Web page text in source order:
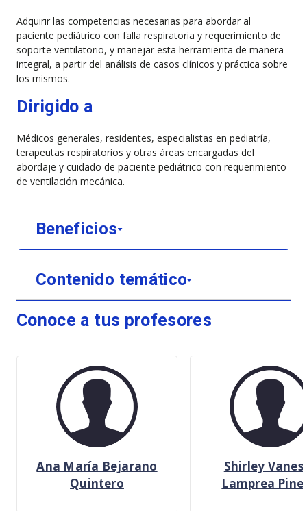
Adquirir las competencias necesarias para abordar al
paciente pediátrico con falla respiratoria y requerimiento de
soporte ventilatorio, y manejar esta herramienta de manera
integral, a partir del análisis de casos clínicos y práctica sobre
los mismos.
Dirigido a
Médicos generales, residentes, especialistas en pediatría,
terapeutas respiratorios y otras áreas encargadas del
abordaje y cuidado de paciente pediátrico con requerimiento
de ventilación mecánica.
Beneficios
Contenido temático
Conoce a tus profesores
Ana María Bejarano
Quintero
Shirley
Lamprea